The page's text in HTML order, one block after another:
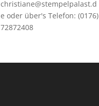
christiane@stempelpalast.d
e oder über's Telefon: (0176)
72872408